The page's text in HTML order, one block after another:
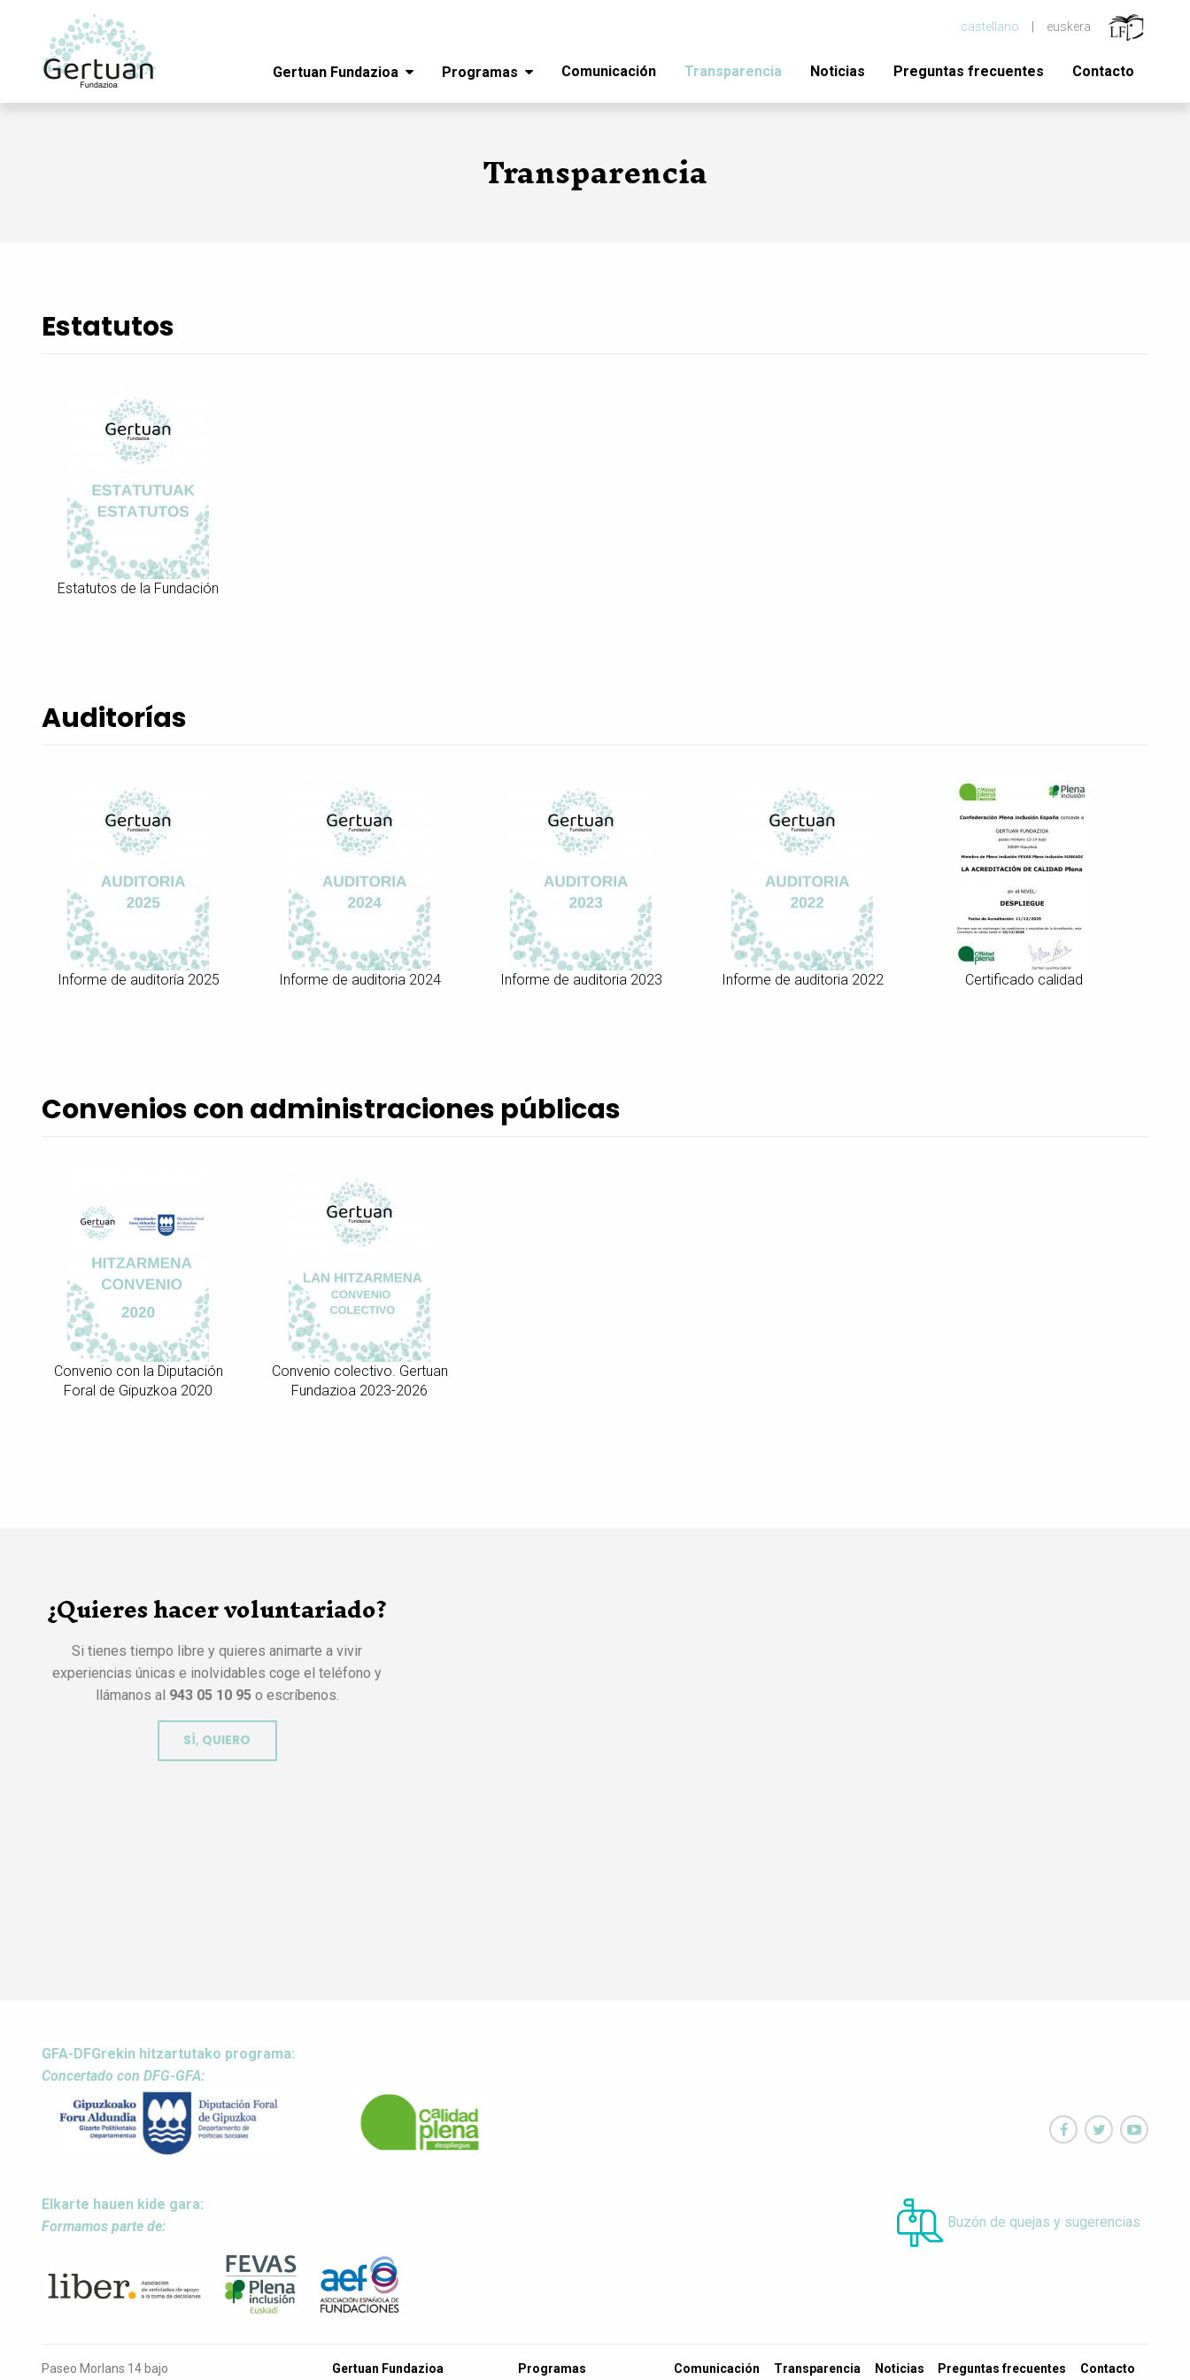
castellano euskera
Gertuan Fundazioa Programas Comunicación Transparencia Noticias Preguntas frecuentes Contacto
Transparencia
Estatutos
Estatutos de la Fundación
Auditorías
Informe de auditoría 2025 Informe de auditoria 2024 Informe de auditoria 2023 Informe de auditoria 2022 Certificado calidad
Convenios con administraciones públicas
Convenio con la Diputación
Foral de Gipuzkoa 2020
Convenio colectivo. Gertuan
Fundazioa 2023-2026
¿Quieres hacer voluntariado?
Si tienes tiempo libre y quieres animarte a vivir
experiencias únicas e inolvidables coge el teléfono y
llámanos al 943 05 10 95 o escríbenos.
SÍ, QUIERO
GFA-DFGrekin hitzartutako programa:
Concertado con DFG-GFA:
Elkarte hauen kide gara:
Formamos parte de:
  
Paseo Morlans 14 bajo
Buzón de quejas y sugerencias
Gertuan Fundazioa Programas Comunicación Transparencia Noticias Preguntas frecuentes Contacto